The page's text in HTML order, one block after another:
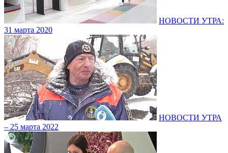
НОВОСТИ УТРА:
31 марта 2020
НОВОСТИ УТРА
– 25 марта 2022